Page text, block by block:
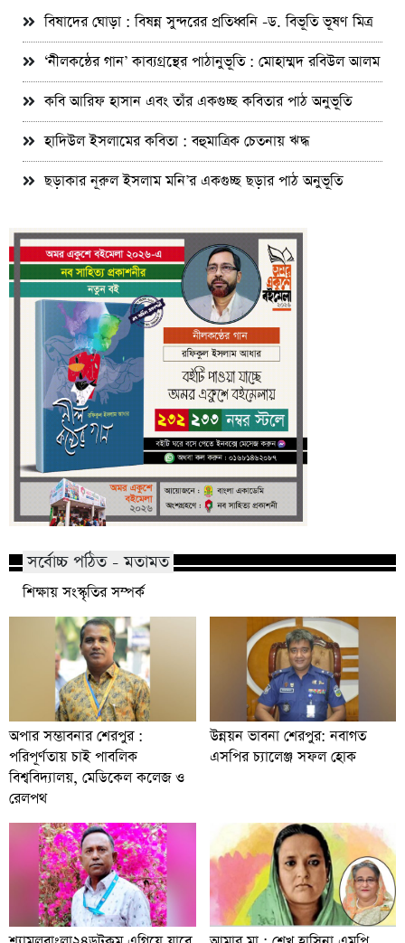
বিষাদের ঘোড়া : বিষন্ন সুন্দরের প্রতিধ্বনি -ড. বিভূতি ভূষণ মিত্র
‘নীলকন্ঠের গান’ কাব্যগ্রন্থের পাঠানুভূতি : মোহাম্মদ রবিউল আলম
কবি আরিফ হাসান এবং তাঁর একগুচ্ছ কবিতার পাঠ অনুভূতি
হাদিউল ইসলামের কবিতা : বহুমাত্রিক চেতনায় ঋদ্ধ
ছড়াকার নূরুল ইসলাম মনি’র একগুচ্ছ ছড়ার পাঠ অনুভূতি
সর্বোচ্চ পঠিত - মতামত
শিক্ষায় সংস্কৃতির সম্পর্ক
অপার সম্ভাবনার শেরপুর :
পরিপূর্ণতায় চাই পাবলিক
বিশ্ববিদ্যালয়, মেডিকেল কলেজ ও
রেলপথ
উন্নয়ন ভাবনা শেরপুর: নবাগত
এসপির চ্যালেঞ্জ সফল হোক